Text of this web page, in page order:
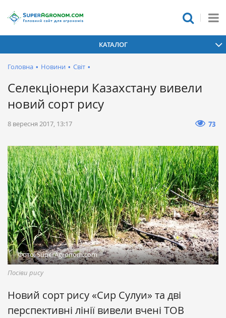
КАТАЛОГ
Головна • Новини • Світ •
Селекціонери Казахстану вивели
новий сорт рису
8 вересня 2017, 13:17 73
Фото: SuperAgronom.com
Посіви рису
Новий сорт рису «Сир Сулуи» та дві
перспективні лінії вивели вчені ТОВ